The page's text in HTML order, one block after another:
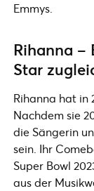
Emmys.
Rihanna –
Star
Rihanna hat in
Nachdem sie
die Sängerin
sein. Ihr
Super Bowl
aus der